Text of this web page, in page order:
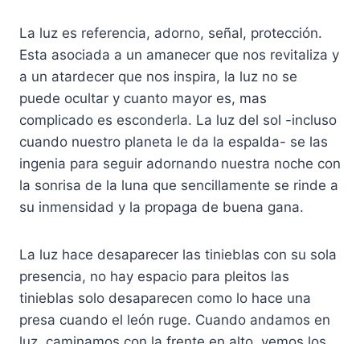
La luz es referencia, adorno, señal, protección.
Esta asociada a un amanecer que nos revitaliza y
a un atardecer que nos inspira, la luz no se
puede ocultar y cuanto mayor es, mas
complicado es esconderla. La luz del sol -incluso
cuando nuestro planeta le da la espalda- se las
ingenia para seguir adornando nuestra noche con
la sonrisa de la luna que sencillamente se rinde a
su inmensidad y la propaga de buena gana.
La luz hace desaparecer las tinieblas con su sola
presencia, no hay espacio para pleitos las
tinieblas solo desaparecen como lo hace una
presa cuando el león ruge. Cuando andamos en